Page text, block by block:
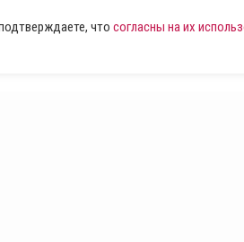
что согласны на их